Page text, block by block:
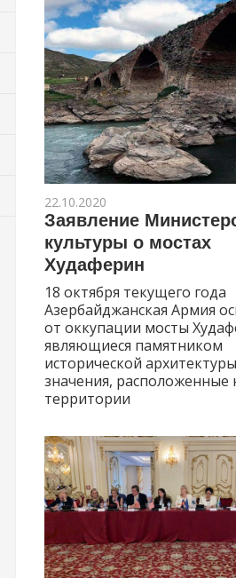
22.10.2020
Заявление
культуры о мостах
Худаферин
18 октября текущего года
Азербайджанская Армия
от оккупации мосты
являющиеся памятником
исторической
значения, расположенные
территории